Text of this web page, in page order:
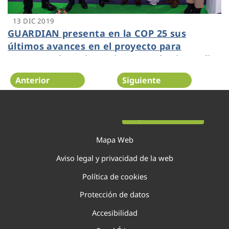
13 DIC 2019
GUARDIAN presenta en la COP 25 sus
últimos avances en el proyecto para
aumentar la resistencia contra los incendios
forestales
Anterior Siguiente
Mapa Web
Aviso legal y privacidad de la web
Política de cookies
Protección de datos
Accesibilidad